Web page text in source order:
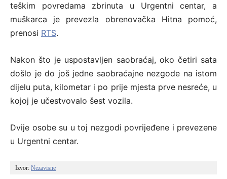
teškim povredama zbrinuta u Urgentni centar, a
muškarca je prevezla obrenovačka Hitna pomoć,
prenosi RTS.
Nakon što je uspostavljen saobraćaj, oko četiri sata
došlo je do još jedne saobraćajne nezgode na istom
dijelu puta, kilometar i po prije mjesta prve nesreće, u
kojoj je učestvovalo šest vozila.
Dvije osobe su u toj nezgodi povrijeđene i prevezene
u Urgentni centar.
Izvor: Nezavisne